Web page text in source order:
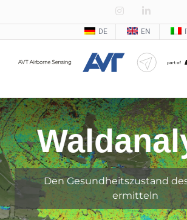
Inhalt
springen
InstagramLinkedIn
DE EN
Den Gesundheitszustand
ermitteln